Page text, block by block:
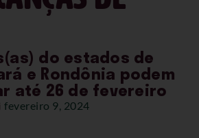
do estados de
e Rondônia podem
até 26 de fevereiro
fevereiro 9, 2024